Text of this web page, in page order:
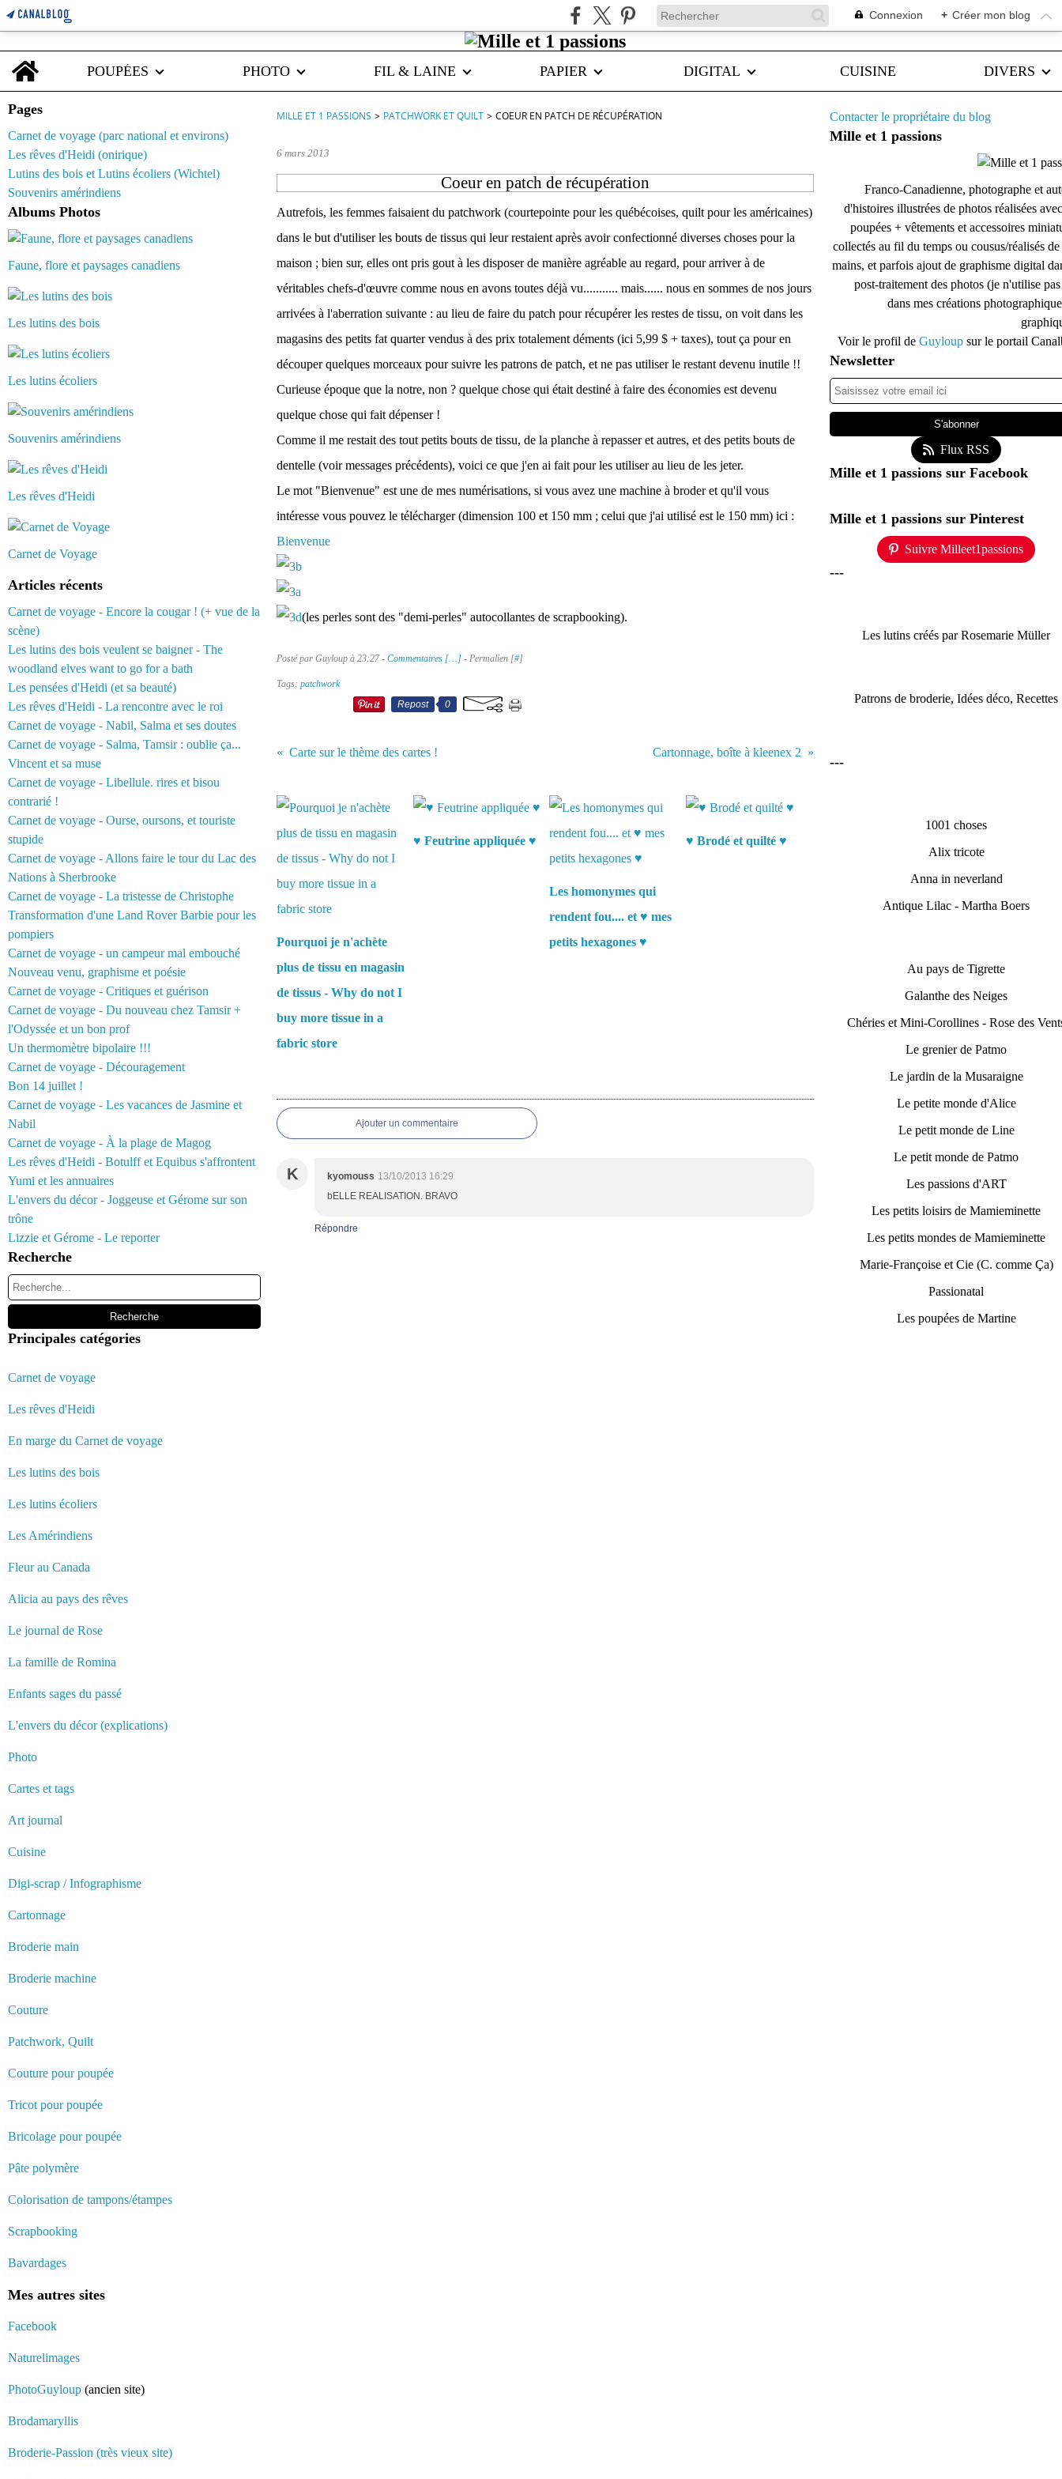
Connexion + Créer mon blog
Home
POUPÉES
PHOTO FIL & LAINE PAPIER DIGITAL CUISINE DIVERS
Pages
Carnet de voyage (parc national et environs)
Les rêves d'Heidi (onirique)
Lutins des bois et Lutins écoliers (Wichtel)
Souvenirs amérindiens
Albums Photos
Faune, flore et paysages canadiens
Les lutins des bois
Les lutins écoliers
Souvenirs amérindiens
Les rêves d'Heidi
Carnet de Voyage
Articles récents
Carnet de voyage - Encore la cougar ! (+ vue de la
scène)
Les lutins des bois veulent se baigner - The
woodland elves want to go for a bath
Les pensées d'Heidi (et sa beauté)
Les rêves d'Heidi - La rencontre avec le roi
Carnet de voyage - Nabil, Salma et ses doutes
Carnet de voyage - Salma, Tamsir : oublie ça...
Vincent et sa muse
Carnet de voyage - Libellule. rires et bisou
contrarié !
Carnet de voyage - Ourse, oursons, et touriste
stupide
Carnet de voyage - Allons faire le tour du Lac des
Nations à Sherbrooke
Carnet de voyage - La tristesse de Christophe
Transformation d'une Land Rover Barbie pour les
pompiers
Carnet de voyage - un campeur mal embouché
Nouveau venu, graphisme et poésie
Carnet de voyage - Critiques et guérison
Carnet de voyage - Du nouveau chez Tamsir +
l'Odyssée et un bon prof
Un thermomètre bipolaire !!!
Carnet de voyage - Découragement
Bon 14 juillet !
Carnet de voyage - Les vacances de Jasmine et
Nabil
Carnet de voyage - À la plage de Magog
Les rêves d'Heidi - Botulff et Equibus s'affrontent
Yumi et les annuaires
L'envers du décor - Joggeuse et Gérome sur son
trône
Lizzie et Gérome - Le reporter
Recherche
Principales catégories
Carnet de voyage
Les rêves d'Heidi
En marge du Carnet de voyage
Les lutins des bois
Les lutins écoliers
Les Amérindiens
Fleur au Canada
Alicia au pays des rêves
Le journal de Rose
La famille de Romina
Enfants sages du passé
L'envers du décor (explications)
Photo
Cartes et tags
Art journal
Cuisine
Digi-scrap / Infographisme
Cartonnage
Broderie main
Broderie machine
Couture
Patchwork, Quilt
Couture pour poupée
Tricot pour poupée
Bricolage pour poupée
Pâte polymère
Colorisation de tampons/étampes
Scrapbooking
Bavardages
Mes autres sites
Facebook
Naturelimages
PhotoGuyloup (ancien site)
Brodamaryllis
Broderie-Passion (très vieux site)
MILLE ET 1 PASSIONS > PATCHWORK ET QUILT > COEUR EN PATCH DE RÉCUPÉRATION
6 mars 2013
Coeur en patch de récupération
Autrefois, les femmes faisaient du patchwork (courtepointe pour les québécoises, quilt pour les américaines)
dans le but d'utiliser les bouts de tissus qui leur restaient après avoir confectionné diverses choses pour la
maison ; bien sur, elles ont pris gout à les disposer de manière agréable au regard, pour arriver à de
véritables chefs-d'œuvre comme nous en avons toutes déjà vu........... mais...... nous en sommes de nos jours
arrivées à l'aberration suivante : au lieu de faire du patch pour récupérer les restes de tissu, on voit dans les
magasins des petits fat quarter vendus à des prix totalement déments (ici 5,99 $ + taxes), tout ça pour en
découper quelques morceaux pour suivre les patrons de patch, et ne pas utiliser le restant devenu inutile !!
Curieuse époque que la notre, non ? quelque chose qui était destiné à faire des économies est devenu
quelque chose qui fait dépenser !
Comme il me restait des tout petits bouts de tissu, de la planche à repasser et autres, et des petits bouts de
dentelle (voir messages précédents), voici ce que j'en ai fait pour les utiliser au lieu de les jeter.
Le mot "Bienvenue" est une de mes numérisations, si vous avez une machine à broder et qu'il vous
intéresse vous pouvez le télécharger (dimension 100 et 150 mm ; celui que j'ai utilisé est le 150 mm) ici :
Bienvenue
(les perles sont des "demi-perles" autocollantes de scrapbooking).
Posté par Guyloup à 23:27 - Commentaires […] - Permalien [#]
Tags: patchwork
Repost
0
Carte sur le thème des cartes ! Cartonnage, boîte à kleenex 2
Pourquoi je n'achète
plus de tissu en magasin
de tissus - Why do not I
buy more tissue in a
fabric store
♥ Feutrine appliquée ♥
Les homonymes qui
rendent fou.... et ♥ mes
petits hexagones ♥
♥ Brodé et quilté ♥
Ajouter un commentaire
K kyomouss 13/10/2013 16:29
bELLE REALISATION. BRAVO
Répondre
Contacter le propriétaire du blog
Mille et 1 passions
Franco-Canadienne, photographe et
d'histoires illustrées de photos réalisées
poupées + vêtements et accessoires
collectés au fil du temps ou cousus/réalisés de
mains, et parfois ajout de graphisme digital
post-traitement des photos (je n'utilise
dans mes créations
Voir le profil de Guyloup sur le portail
Newsletter
Flux RSS
Mille et 1 passions sur Facebook
Mille et 1 passions sur Pinterest
Suivre Milleet1passions
---
Les lutins créés par Rosemarie Müller
Patrons de broderie, Idées déco, Recettes
---
1001 choses
Alix tricote
Anna in neverland
Antique Lilac - Martha Boers
Au pays de Tigrette
Galanthe des Neiges
Chéries et Mini-Corollines - Rose des
Le grenier de Patmo
Le jardin de la Musaraigne
Le petite monde d'Alice
Le petit monde de Line
Le petit monde de Patmo
Les passions d'ART
Les petits loisirs de Mamieminette
Les petits mondes de Mamieminette
Marie-Françoise et Cie (C. comme Ça)
Passionatal
Les poupées de Martine